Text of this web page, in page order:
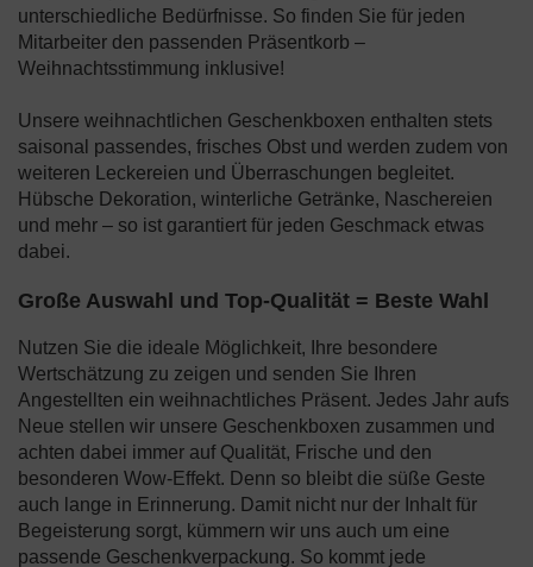
dieselbe Sprache und berücksichtigen doch
unterschiedliche Bedürfnisse. So finden Sie für jeden
Mitarbeiter den passenden Präsentkorb –
Unsere weihnachtlichen Geschenkboxen enthalten stets
saisonal passendes, frisches Obst und werden zudem von
weiteren Leckereien und Überraschungen begleitet.
Hübsche Dekoration, winterliche Getränke, Naschereien
und mehr – so ist garantiert für jeden Geschmack etwas
Nutzen Sie die ideale Möglichkeit, Ihre besondere
Wertschätzung zu zeigen und senden Sie Ihren
Angestellten ein weihnachtliches Präsent. Jedes Jahr aufs
Neue stellen wir unsere Geschenkboxen zusammen und
achten dabei immer auf Qualität, Frische und den
besonderen Wow-Effekt. Denn so bleibt die süße Geste
auch lange in Erinnerung. Damit nicht nur der Inhalt für
Begeisterung sorgt, kümmern wir uns auch um eine